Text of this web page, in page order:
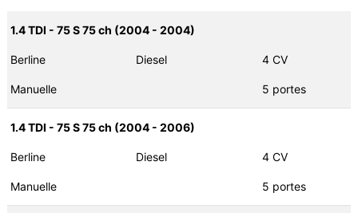
1.4 TDI - 75 S 75 ch (2004 - 2004)
Berline Diesel 4 CV
Manuelle 5 portes
1.4 TDI - 75 S 75 ch (2004 - 2006)
Berline Diesel 4 CV
Manuelle 5 portes